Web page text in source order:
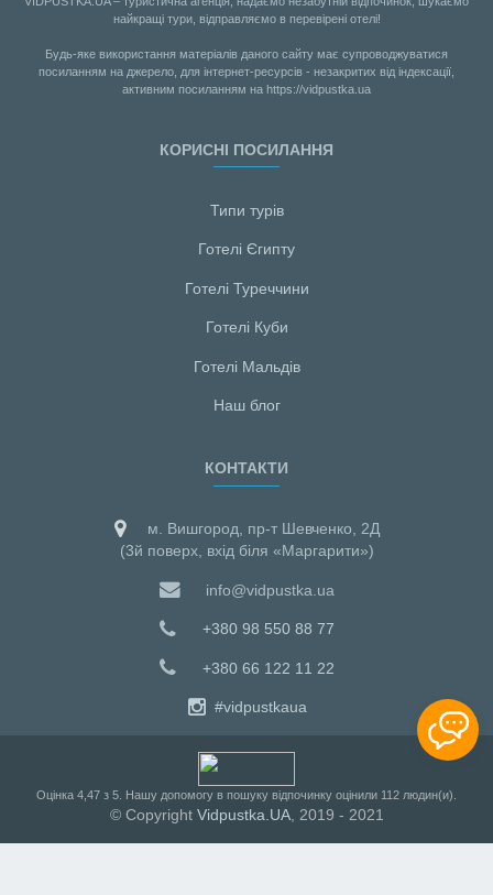
найкращі тури, відправляємо в перевірені отелі!
Будь-яке використання матеріалів даного сайту має супроводжуватися
посиланням на джерело, для інтернет-ресурсів - незакритих від індексації,
активним посиланням на https://vidpustka.ua
КОРИСНІ ПОСИЛАННЯ
Типи турів
Готелі Єгипту
Готелі Туреччини
Готелі Куби
Готелі Мальдiв
Наш блог
КОНТАКТИ
м. Вишгород, пр-т Шевченко, 2Д
(3й поверх, вхід біля «Маргарити»)
info@vidpustka.ua
+380 98 550 88 77
+380 66 122 11 22
#vidpustkaua
Оцiнка 4,47 з 5 . Нашу допомогу в пошуку відпочинку оцінили 112 людин(и).
© Copyright Vidpustka.UA, 2019 - 2021